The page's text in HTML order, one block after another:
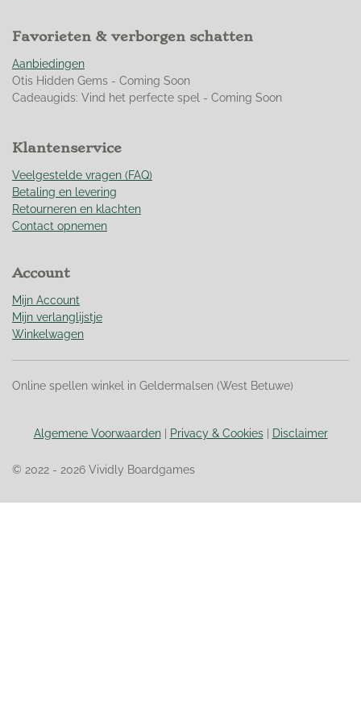
3
5
4
6
9
9
1
s
t
r
e
n
Favorieten & verborgen schatten
Aanbiedingen
Otis Hidden Gems - Coming Soon
Cadeaugids: Vind het perfecte spel - Coming Soon
Klantenservice
Veelgestelde vragen (FAQ)
Betaling en levering
Retourneren en klachten
Contact opnemen
Account
Mijn Account
Mijn verlanglijstje
Winkelwagen
Online spellen winkel in Geldermalsen (West Betuwe)
Algemene Voorwaarden| Privacy & Cookies| Disclaimer
© 2022 - 2026 Vividly Boardgames